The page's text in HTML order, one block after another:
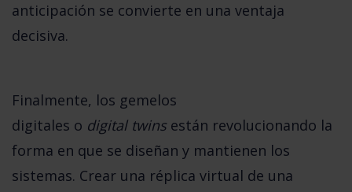
anticipación se convierte en una ventaja
decisiva.
Finalmente, los gemelos
digitales o digital twins están revolucionando la
forma en que se diseñan y mantienen los
sistemas. Crear una réplica virtual de una